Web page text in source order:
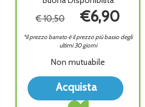
€ 10,50 €6,90
*il prezzo barrato è il prezzo più basso degli
ultimi 30 giorni
Non mutuabile
Acquista
Acquista ISOMAR